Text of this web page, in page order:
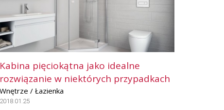
Kabina pięciokątna jako idealne
rozwiązanie w niektórych przypadkach
Wnętrze / Łazienka
2018.01.25